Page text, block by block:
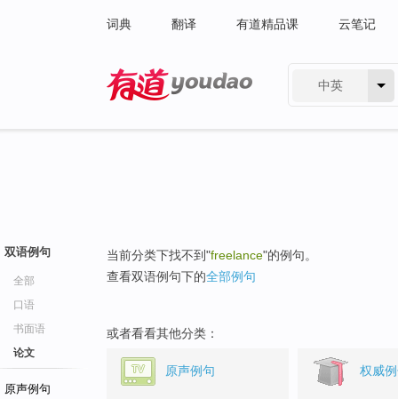
词典 翻译 有道精品课 云笔记
中英
双语例句
全部
口语
书面语
论文
原声例句
当前分类下找不到"freelance"的例句。
查看双语例句下的全部例句
或者看看其他分类：
原声例句 权威